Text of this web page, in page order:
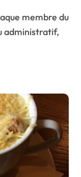
administratif,